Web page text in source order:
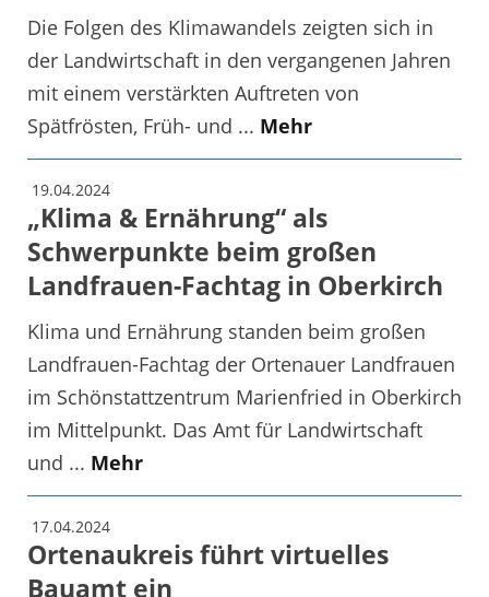
Die Folgen des Klimawandels zeigten sich in
der Landwirtschaft in den vergangenen Jahren
mit einem verstärkten Auftreten von
Spätfrösten, Früh- und ... Mehr
19.04.2024
„Klima & Ernährung“ als
Schwerpunkte beim großen
Landfrauen-Fachtag in Oberkirch
Klima und Ernährung standen beim großen
Landfrauen-Fachtag der Ortenauer Landfrauen
im Schönstattzentrum Marienfried in Oberkirch
im Mittelpunkt. Das Amt für Landwirtschaft
und ... Mehr
17.04.2024
Ortenaukreis führt virtuelles
Bauamt ein